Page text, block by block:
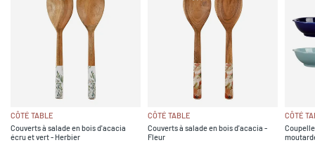
CÔTÉ TABLE
Couverts à salade en bois d'acacia
écru et vert - Herbier
CÔTÉ TABLE
Couverts à salade en bois d'acacia -
Fleur
CÔTÉ